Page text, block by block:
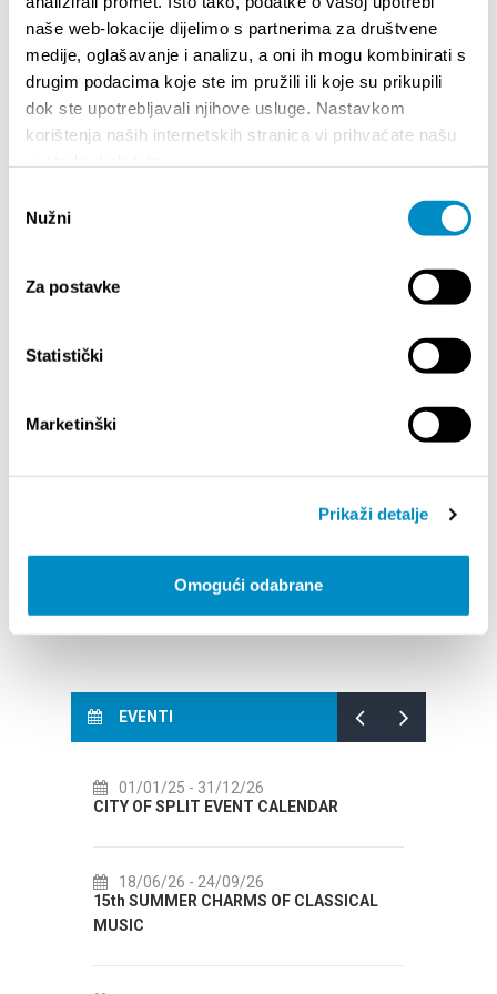
naše web-lokacije dijelimo s partnerima za društvene
medije, oglašavanje i analizu, a oni ih mogu kombinirati s
drugim podacima koje ste im pružili ili koje su prikupili
dok ste upotrebljavali njihove usluge. Nastavkom
korištenja naših internetskih stranica vi prihvaćate našu
pristanka
Nužni
Za postavke
Statistički
Marketinški
Prikaži detalje
Omogući odabrane
SALIENTI
STUPA NA SNAGU POČETKOM 2027.- VAŽNA
INFORMACIJA – IZDAVANJE REGISTRACIJSKOG
EVENTI
- 31/12/26
EVENT CALENDAR
- 24/09/26
CHARMS OF CLASSICAL
72th SPLIT SUMMER
Lito po domaću! -